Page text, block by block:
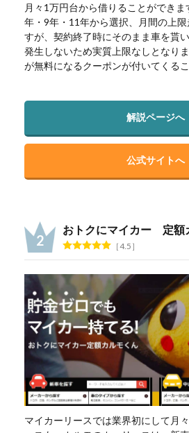
月々1万円台から借りることができ
年・9年・11年から選択、月間の上
すが、契約終了時にそのまま車を貰
発生しないため実質上限なしとなり
が無料になるクーポンが付いてくるこ
解説ページへ
公式サイトへ
おトクにマイカー 定額
4.5
マイカーリースでは業界初にして月